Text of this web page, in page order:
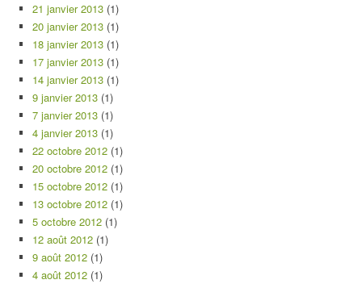
21 janvier 2013 (1)
20 janvier 2013 (1)
18 janvier 2013 (1)
17 janvier 2013 (1)
14 janvier 2013 (1)
9 janvier 2013 (1)
7 janvier 2013 (1)
4 janvier 2013 (1)
22 octobre 2012 (1)
20 octobre 2012 (1)
15 octobre 2012 (1)
13 octobre 2012 (1)
5 octobre 2012 (1)
12 août 2012 (1)
9 août 2012 (1)
4 août 2012 (1)